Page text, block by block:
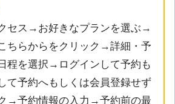
セス→お好きなプランを選ぶ→
ちらからをクリック→詳細・予
程を選択→ログインして予約も
て予約へもしくは会員登録せず
→予約情報の入力→予約前の最